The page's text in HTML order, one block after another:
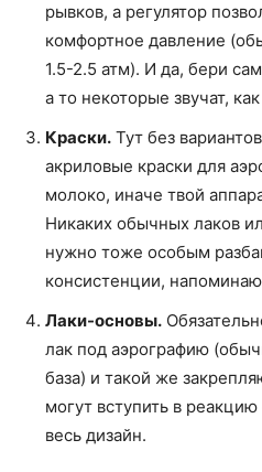
рывков, а регулятор
комфортное давление
1.5-2.5 атм). И да, бери
а то некоторые звучат,
Краски. Тут без
акриловые краски для
молоко, иначе твой
Никаких обычных лаков
нужно тоже особым
консистенции,
Лаки-основы.
лак под аэрографию
база) и такой же
могут вступить в
весь дизайн.